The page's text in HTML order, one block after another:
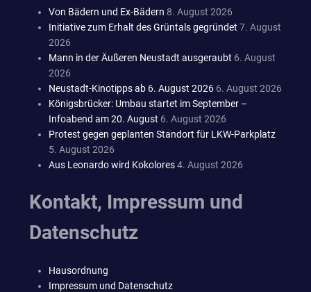
Von Bädern und Ex-Bädern 8. August 2026
Initiative zum Erhalt des Grüntals gegründet 7. August
2026
Mann in der Äußeren Neustadt ausgeraubt 6. August
2026
Neustadt-Kinotipps ab 6. August 2026 6. August 2026
Königsbrücker: Umbau startet im September –
Infoabend am 20. August 6. August 2026
Protest gegen geplanten Standort für LKW-Parkplatz
5. August 2026
Aus Leonardo wird Kokolores4. August 2026
Kontakt, Impressum und
Datenschutz
Hausordnung
Impressum und Datenschutz